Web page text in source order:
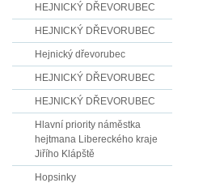
HEJNICKÝ DŘEVORUBEC
HEJNICKÝ DŘEVORUBEC
Hejnický dřevorubec
HEJNICKÝ DŘEVORUBEC
HEJNICKÝ DŘEVORUBEC
Hlavní priority náměstka
hejtmana Libereckého kraje
Jiřího Klápště
Hopsinky